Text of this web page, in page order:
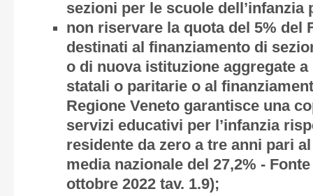
sezioni per le scuole dell’infanzia
non riservare la quota del 5% del
destinati al finanziamento di
o di nuova istituzione aggregate a
statali o paritarie o al
Regione Veneto garantisce una
servizi educativi per l’infanzia
residente da zero a tre anni pari
media nazionale del 27,2% -
ottobre 2022 tav. 1.9);